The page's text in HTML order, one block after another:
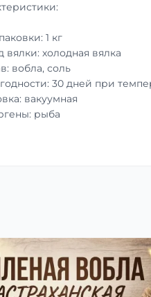
1 кг
вялки: холодная вялка
вобла, соль
30 дней при
вакуумная
рыба